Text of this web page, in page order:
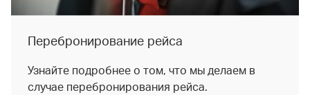
Перебронирование рейса
Узнайте подробнее о том, что мы делаем в
случае перебронирования рейса.